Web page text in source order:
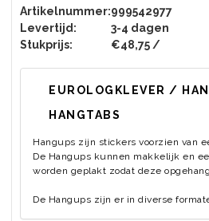
Artikelnummer:999542977
Levertijd:
3-4 dagen
Stukprijs:
€48,75 /
EUROLOGKLEVER /
HANGTABS
Hangups zijn stickers voorzien van
De Hangups kunnen makkelijk en
worden geplakt zodat deze
De Hangups zijn er in diverse